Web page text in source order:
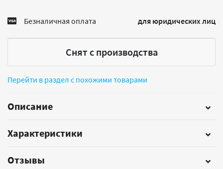
Безналичная оплата для юридических лиц
Снят с производства
Перейти в раздел с похожими товарами
Описание
Характеристики
Отзывы